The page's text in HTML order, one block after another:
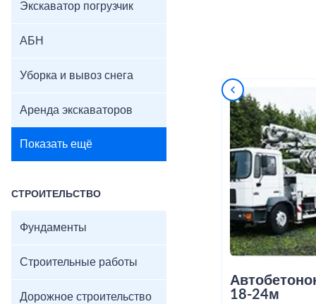
Экскаватор погрузчик
АБН
Уборка и вывоз снега
Аренда экскаваторов
Показать ещё
СТРОИТЕЛЬСТВО
Фундаменты
Строительные работы
Дорожное строительство
18-24м